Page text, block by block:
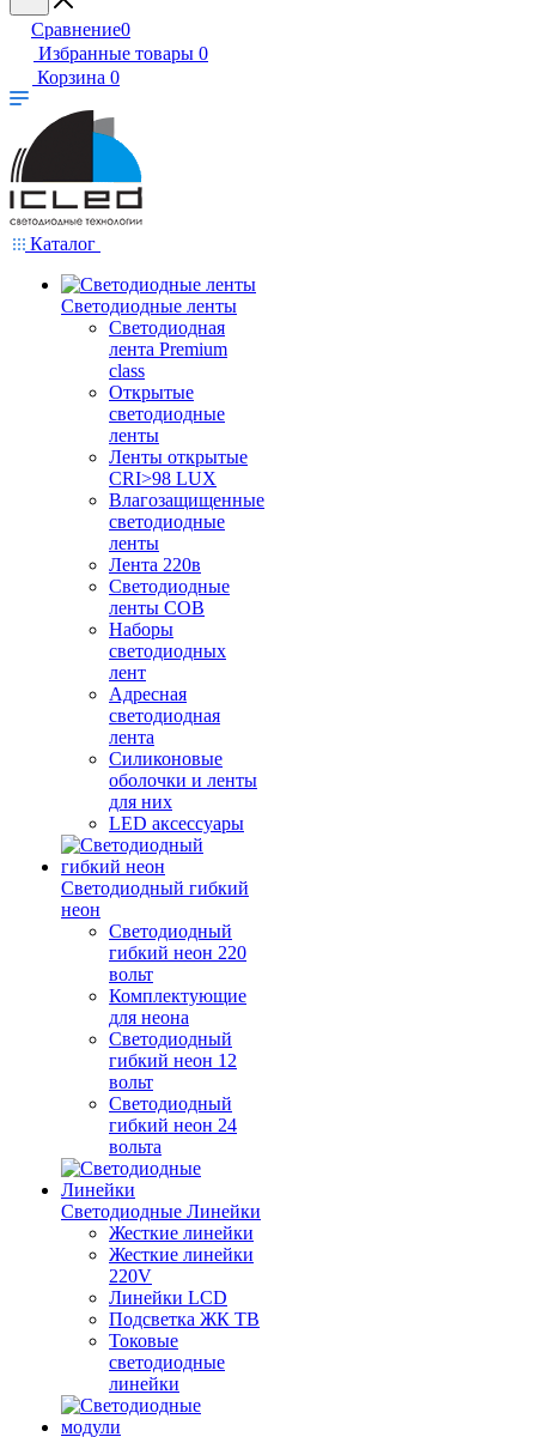
Сравнение0
Избранные товары 0
Корзина 0
Каталог
Светодиодные ленты
Светодиодная
лента Premium
class
Открытые
светодиодные
ленты
Ленты открытые
CRI>98 LUX
Влагозащищенные
светодиодные
ленты
Лента 220в
Светодиодные
ленты COB
Наборы
светодиодных
лент
Адресная
светодиодная
лента
Силиконовые
оболочки и ленты
для них
LED аксессуары
Светодиодный гибкий
неон
Светодиодный
гибкий неон 220
вольт
Комплектующие
для неона
Светодиодный
гибкий неон 12
вольт
Светодиодный
гибкий неон 24
вольта
Светодиодные Линейки
Жесткие линейки
Жесткие линейки
220V
Линейки LCD
Подсветка ЖК ТВ
Токовые
светодиодные
линейки